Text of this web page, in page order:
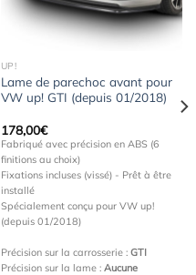
Ajouter
à la
wishlist
UP!
Lame de parechoc avant pour
VW up! GTI (depuis 01/2018)
178,00€
Fabriqué avec précision en ABS (6
finitions au choix)
Fixations incluses (vissé) - Prêt à être
installé
Spécialement conçu pour VW up!
(depuis 01/2018)
Précision sur la carrosserie : GTI
Précision sur la lame : Aucune